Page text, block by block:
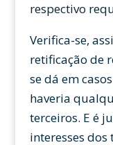
respectivo
Verifica-se,
retificação de
se dá em
haveria
terceiros. E é
interesses